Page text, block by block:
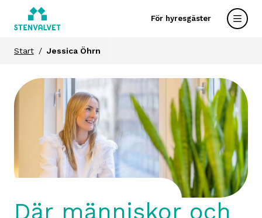
För hyresgäster
Start Jessica Öhrn
Där människor och